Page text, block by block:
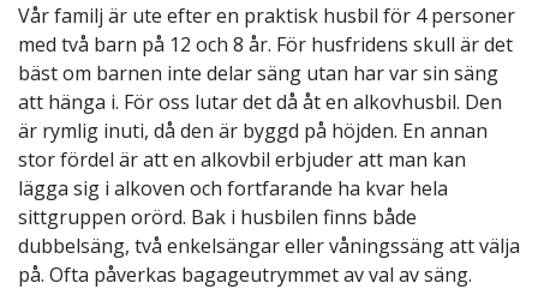
Vår familj är ute efter en praktisk husbil för 4 personer
med två barn på 12 och 8 år. För husfridens skull är det
bäst om barnen inte delar säng utan har var sin säng
att hänga i. För oss lutar det då åt en alkovhusbil. Den
är rymlig inuti, då den är byggd på höjden. En annan
stor fördel är att en alkovbil erbjuder att man kan
lägga sig i alkoven och fortfarande ha kvar hela
sittgruppen orörd. Bak i husbilen finns både
dubbelsäng, två enkelsängar eller våningssäng att välja
på. Ofta påverkas bagageutrymmet av val av säng.